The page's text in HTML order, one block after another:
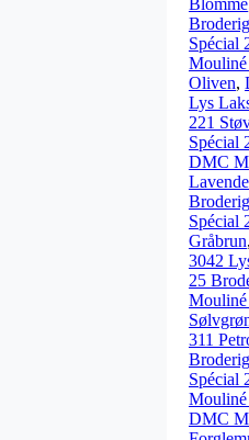
Blomme
Spécial
Mouliné
Oliven,
Lys
221
Spécial
DMC
Spécial
Gråbrun,
3042
25
Mouliné
311
Spécial
Mouliné
DMC